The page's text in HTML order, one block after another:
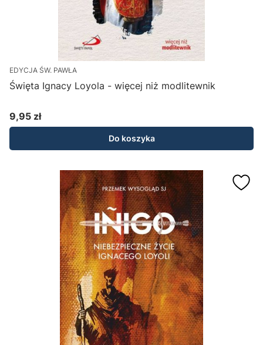
EDYCJA ŚW. PAWŁA
Święta Ignacy Loyola - więcej niż modlitewnik
Cena
9,95 zł
Do koszyka